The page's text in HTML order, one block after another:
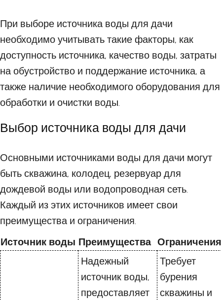
При выборе источника воды для дачи
необходимо учитывать такие факторы, как
доступность источника, качество воды, затраты
на обустройство и поддержание источника, а
также наличие необходимого оборудования для
обработки и очистки воды.
Выбор источника воды для дачи
Основными источниками воды для дачи могут
быть скважина, колодец, резервуар для
дождевой воды или водопроводная сеть.
Каждый из этих источников имеет свои
преимущества и ограничения.
Источник воды Преимущества Ограничения
Надежный
источник воды,
предоставляет
Требует
бурения
скважины и